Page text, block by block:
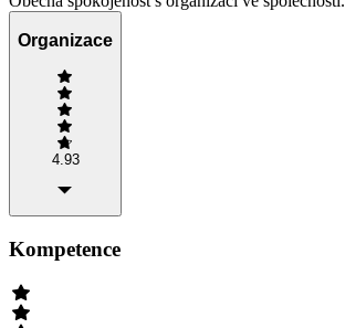
Organizace
4.93
Kompetence